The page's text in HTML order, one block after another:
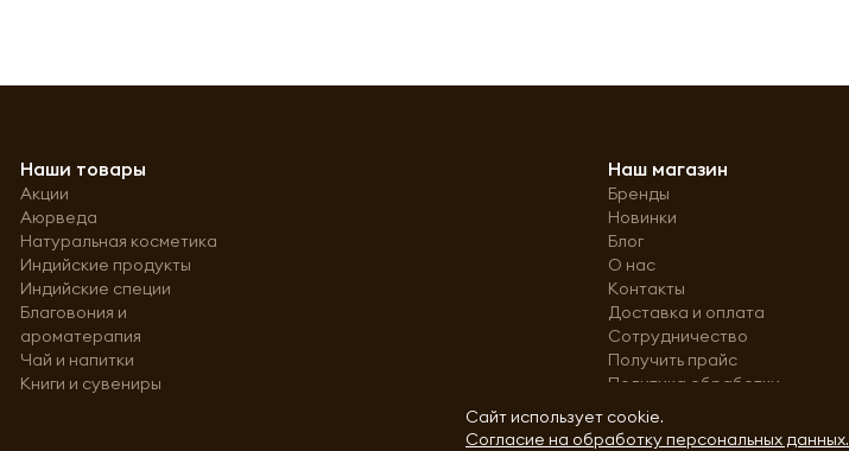
Наши товары
Акции
Аюрведа
Натуральная косметика
Индийские продукты
Индийские специи
Благовония и
ароматерапия
Чай и напитки
Книги и сувениры
Наш магазин
Бренды
Новинки
Блог
О нас
Контакты
Доставка и оплата
Сотрудничество
Получить прайс
Политика обработки
персональных данных
Сайт использует cookie.
Согласие на обработку персональных данных.